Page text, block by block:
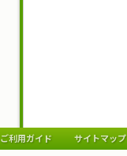
ご利用ガイド サイトマップ